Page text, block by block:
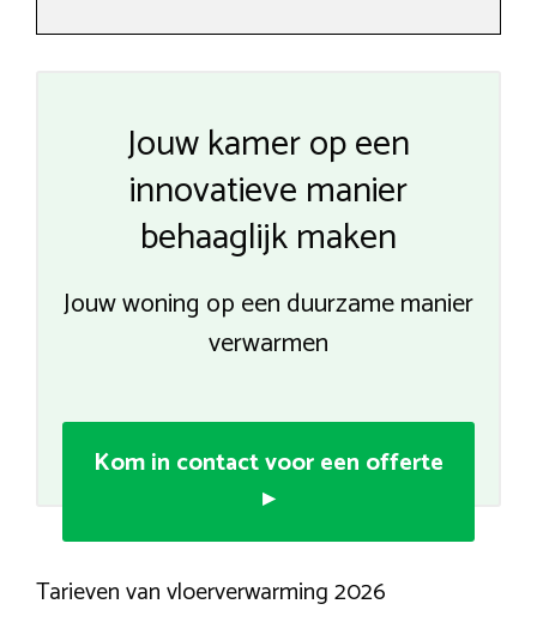
Jouw kamer op een
innovatieve manier
behaaglijk maken
Jouw woning op een duurzame manier
verwarmen
Kom in contact voor een offerte
▸
Tarieven van vloerverwarming 2026